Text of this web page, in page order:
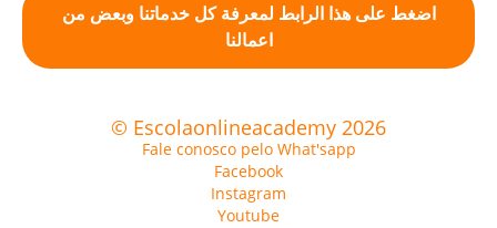
اضغط على هذا الرابط لمعرفة كل خدماتنا وبعض من
اعمالنا
© Escolaonlineacademy 2026
Fale conosco pelo What'sapp
Facebook
Instagram
Youtube